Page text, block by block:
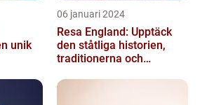
unik
06 januari 2024
Resa England: Upptäck
den ståtliga historien,
traditionerna och